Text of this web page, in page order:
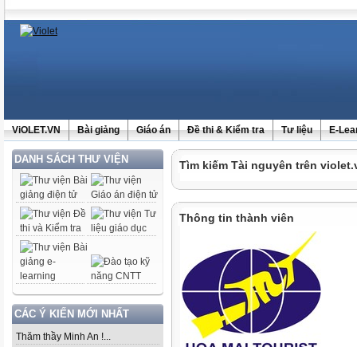
ViOLET.VN Bài giảng Giáo án Đề thi & Kiểm tra Tư liệu E-
DANH SÁCH THƯ VIỆN
CÁC Ý KIẾN MỚI NHẤT
Thăm thầy Minh An !...
Tìm kiếm Tài nguyên trên
Thông tin thành viên